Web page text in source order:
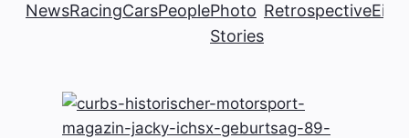
NewsRacingCarsPeoplePhoto
Stories
Retrospective